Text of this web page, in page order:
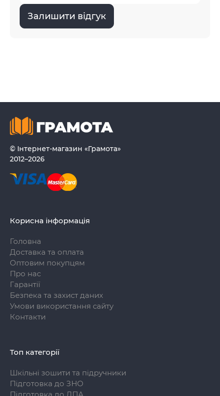
Залишити відгук
© Інтернет-магазин «Грамота»
2012–2026
Корисна інформація
Головна
Доставка та оплата
Оптовим покупцям
Про нас
Гарантії
Безпека та захист даних
Умови використання сайту
Контакти
Топ категорії
Шкільні зошити та підручники
Підготовка до ЗНО